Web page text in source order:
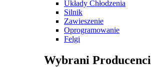
Układy Chłodzenia
Silnik
Zawieszenie
Oprogramowanie
Felgi
Wybrani Producenci